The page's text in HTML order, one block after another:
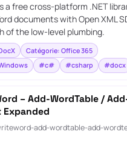
a free cross-platform .NET
documents with Open XML
of the low-level plumbing.
Catégorie: Office 365
#c# #csharp #docx
– Add-WordTable /
Expanded
add-wordtable-add-